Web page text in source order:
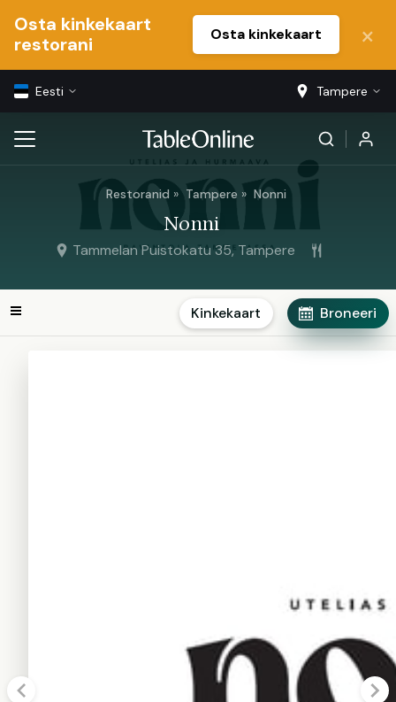
Osta kinkekaart
restorani
Osta kinkekaart
Eesti Tampere
Restoranid Tampere Nonni
Nonni
Tammelan Puistokatu 35, Tampere
Broneeri
Kinkekaart